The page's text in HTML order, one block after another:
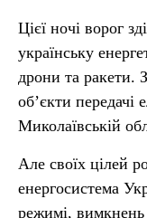
Цієї ночі ворог
українську
дрони та ракети.
об’єкти передачі
Миколаївській
Але своїх цілей
енергосистема
режимі, вимкнень